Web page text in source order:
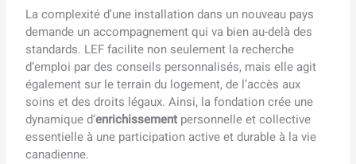
La complexité d’une installation dans un nouveau pays
demande un accompagnement qui va bien au-delà des
standards. LEF facilite non seulement la recherche
d’emploi par des conseils personnalisés, mais elle agit
également sur le terrain du logement, de l’accès aux
soins et des droits légaux. Ainsi, la fondation crée une
dynamique d’enrichissement personnelle et collective
essentielle à une participation active et durable à la vie
canadienne.